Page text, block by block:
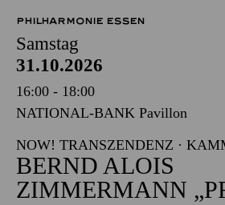
PHILHARMONIE ESSEN
Samstag
31.10.2026
16:00 - 18:00
NATIONAL-BANK Pavillon
NOW! TRANSZENDENZ ·
BERND ALOIS
ZIMMERMANN